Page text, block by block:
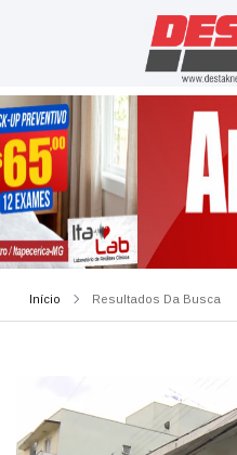
Início Resultados Da Busca